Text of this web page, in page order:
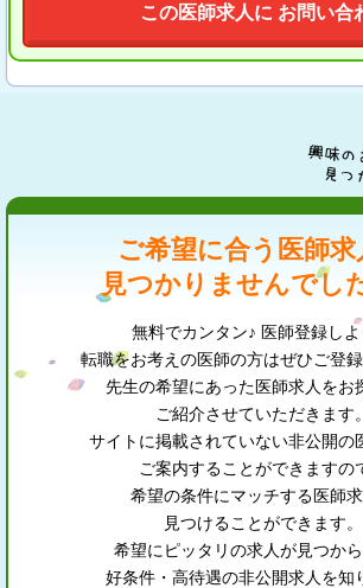
この医師求人に お問い合
ご希望に合う医師求
見つかりませんでし
無料でカンタン♪ 医師登録しよ
転職をお考えの医師の方はぜひご登録
先生の希望にあった医師求人をお
ご紹介させていただきます。
サイトに掲載されていない非公開の
ご案内することができますの
希望の条件にマッチする医師
見つけることができます。
希望にピッタリの求人が見つから
好条件・高待遇の非公開求人を知